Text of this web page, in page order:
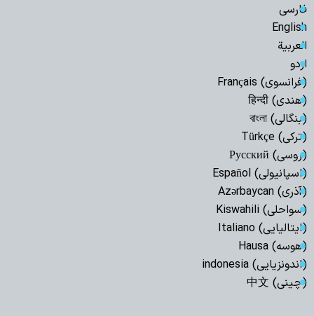
فارسی
English
العربیة
اردو
(فرانسوی) Français
(هندی) हिन्दी
(بنگالی) বাংলা
(ترکی) Türkçe
(روسی) Русский
(اسپانیولی) Español
(آذری) Azərbaycan
(سواحلی) Kiswahili
(ایتالیایی) Italiano
(هوسه) Hausa
(اندونزیایی) indonesia
(چینی) 中文